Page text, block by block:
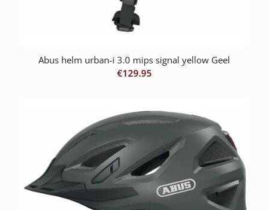
Abus helm urban-i 3.0 mips signal yellow Geel
€129.95